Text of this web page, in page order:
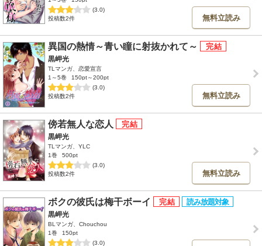
(3.0)
投稿数2件
無料立読み
異国の熱情～青い瞳に射抜かれて～
黒岬光
TLマンガ、恋愛宣言
1～5巻
150pt～200pt
(3.0)
投稿数2件
無料立読み
傍若無人な恋人
黒岬光
TLマンガ、YLC
1巻
500pt
(3.0)
投稿数2件
無料立読み
ボクの彼氏は梅干ボーイ
黒岬光
BLマンガ、Chouchou
1巻
150pt
(3.0)